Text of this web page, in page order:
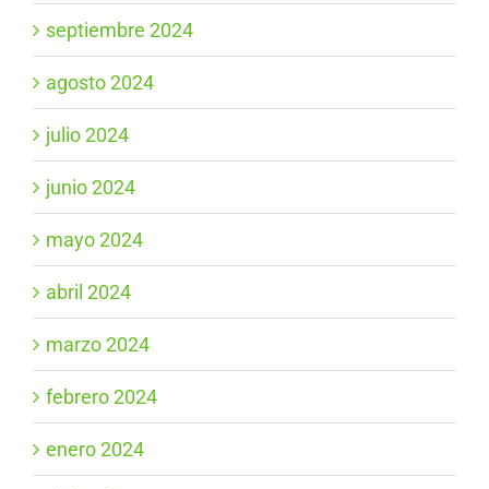
septiembre 2024
agosto 2024
julio 2024
junio 2024
mayo 2024
abril 2024
marzo 2024
febrero 2024
enero 2024